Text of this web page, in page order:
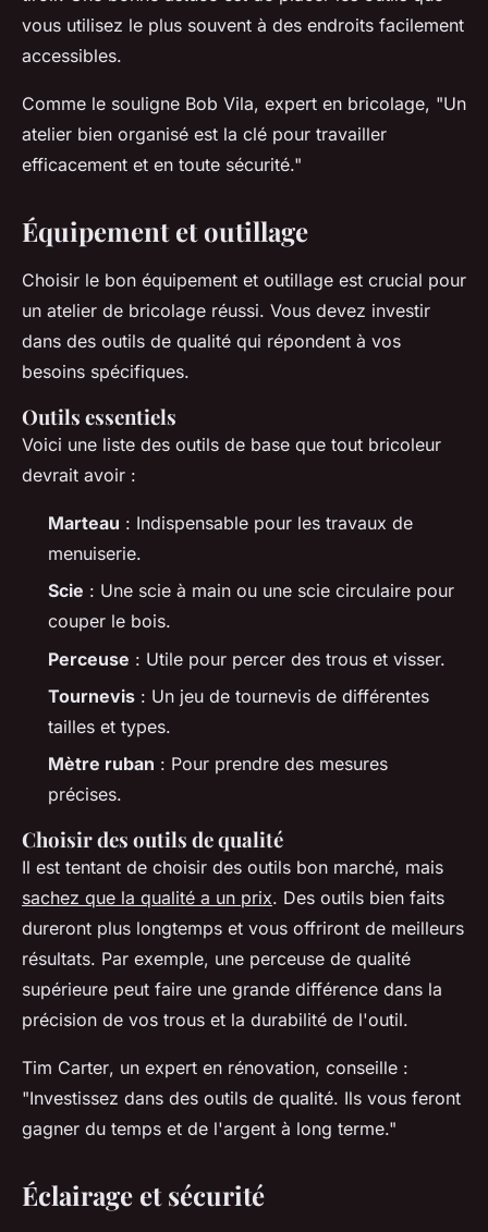
vous utilisez le plus souvent à des endroits facilement
accessibles.
Comme le souligne Bob Vila, expert en bricolage, "Un
atelier bien organisé est la clé pour travailler
efficacement et en toute sécurité."
Équipement et outillage
Choisir le bon équipement et outillage est crucial pour
un atelier de bricolage réussi. Vous devez investir
dans des outils de qualité qui répondent à vos
besoins spécifiques.
Outils essentiels
Voici une liste des outils de base que tout bricoleur
devrait avoir :
Marteau : Indispensable pour les travaux de
menuiserie.
Scie : Une scie à main ou une scie circulaire pour
couper le bois.
Perceuse : Utile pour percer des trous et visser.
Tournevis : Un jeu de tournevis de différentes
tailles et types.
Mètre ruban : Pour prendre des mesures
précises.
Choisir des outils de qualité
Il est tentant de choisir des outils bon marché, mais
sachez que la qualité a un prix. Des outils bien faits
dureront plus longtemps et vous offriront de meilleurs
résultats. Par exemple, une perceuse de qualité
supérieure peut faire une grande différence dans la
précision de vos trous et la durabilité de l'outil.
Tim Carter, un expert en rénovation, conseille :
"Investissez dans des outils de qualité. Ils vous feront
gagner du temps et de l'argent à long terme."
Éclairage et sécurité